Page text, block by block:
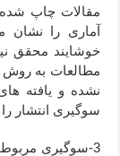
مقالات چاپ شده
آماری را نشان
خوشایند محقق
مطالعات به روش
نشده و یافته
سوگیری انتشار
3-سوگیری